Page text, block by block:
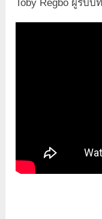
Toby Regbo ผู้รับ